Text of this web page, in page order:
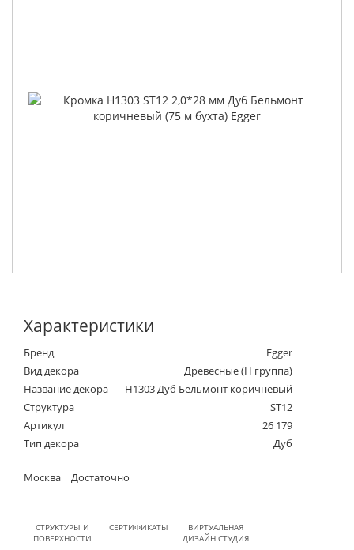
Характеристики
Бренд
Egger
Вид декора
Древесные (Н группа)
Название декора
H1303 Дуб Бельмонт коричневый
Структура
ST12
Артикул
26 179
Тип декора
Дуб
Москва Достаточно
СТРУКТУРЫ И
ПОВЕРХНОСТИ
СЕРТИФИКАТЫ
ВИРТУАЛЬНАЯ
ДИЗАЙН СТУДИЯ